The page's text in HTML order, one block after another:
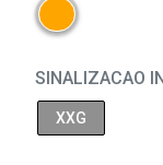
SINALIZACAO
XXG